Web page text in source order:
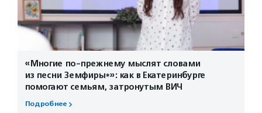
«Многие по-прежнему мыслят словами
из песни Земфиры*»: как в Екатеринбурге
помогают семьям, затронутым ВИЧ
Подробнее